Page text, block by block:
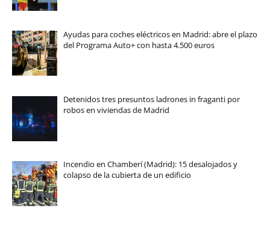
Ayudas para coches eléctricos en Madrid: abre el plazo
del Programa Auto+ con hasta 4.500 euros
Detenidos tres presuntos ladrones in fraganti por
robos en viviendas de Madrid
Incendio en Chamberí (Madrid): 15 desalojados y
colapso de la cubierta de un edificio